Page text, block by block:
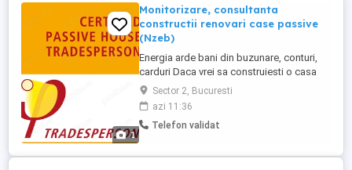
1
Monitorizare, consultanta
constructii renovari case passive
(Nzeb)
Energia arde bani din buzunare, conturi,
carduri Daca vrei sa construiesti o casa
sau sa-ti reabilitezi locuinta, nu o mai face
ca acum 35 de ani. O casa pasiva (Nzeb)
este la jumatate de pret fata de una
conventionala daca se iau in calcul
exploatre. Inginer certificat ...
Sector 2, Bucuresti
azi 11:36
Telefon validat